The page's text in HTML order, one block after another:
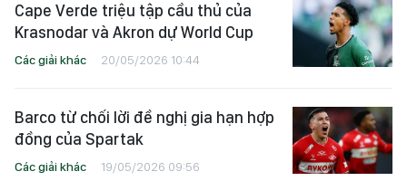
Cape Verde triệu tập cầu thủ của
Krasnodar và Akron dự World Cup
Các giải khác 20/05/2026 10:44
Barco từ chối lời đề nghị gia hạn hợp
đồng của Spartak
Các giải khác 19/05/2026 09:56